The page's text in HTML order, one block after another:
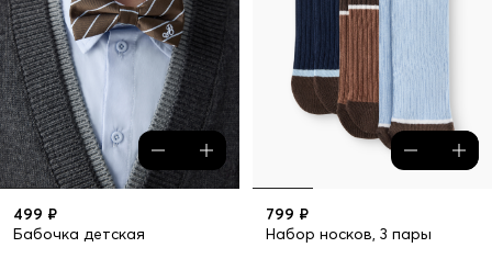
499 ₽
Бабочка детская
799 ₽
Набор носков, 3 пары